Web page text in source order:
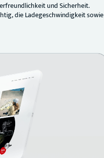
und Sicherheit.
die Ladegeschwindigkeit sowie